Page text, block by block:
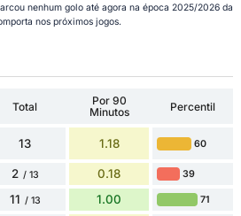
nenhum golo até agora na época 2025/2026 da
nos próximos jogos.
Total
Por 90
Minutos
Percentil
13 1.18 60
2 / 13 0.18 39
11 / 13 1.00 71